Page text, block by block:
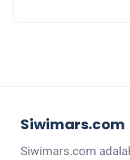
Siwimars.com
Siwimars.com